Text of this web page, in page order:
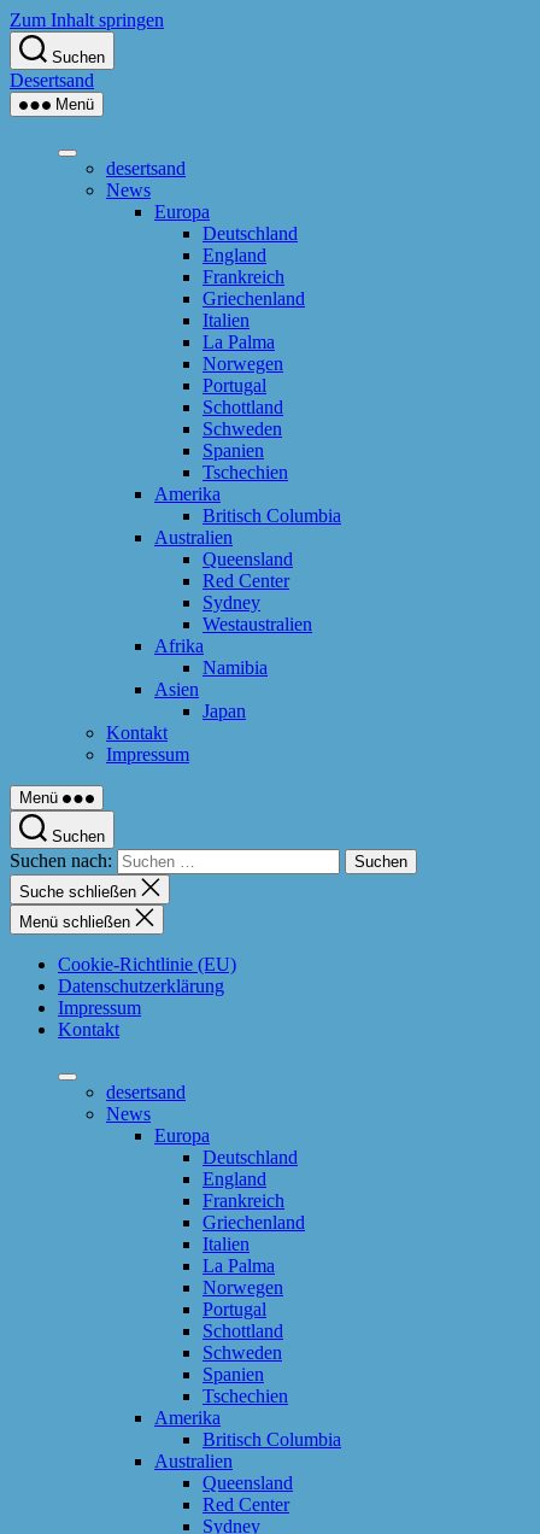
Zum Inhalt springen
Suchen
Desertsand
Menü
desertsand
News
Europa
Deutschland
England
Frankreich
Griechenland
Italien
La Palma
Norwegen
Portugal
Schottland
Schweden
Spanien
Tschechien
Amerika
Britisch Columbia
Australien
Queensland
Red Center
Sydney
Westaustralien
Afrika
Namibia
Asien
Japan
Kontakt
Impressum
Menü
Suchen
Suchen nach:
Suche schließen
Menü schließen
Cookie-Richtlinie (EU)
Datenschutzerklärung
Impressum
Kontakt
desertsand
News
Europa
Deutschland
England
Frankreich
Griechenland
Italien
La Palma
Norwegen
Portugal
Schottland
Schweden
Spanien
Tschechien
Amerika
Britisch Columbia
Australien
Queensland
Red Center
Sydney